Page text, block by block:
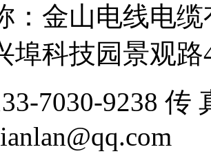
：金山电线电
埠科技园景观
7030-9238 传